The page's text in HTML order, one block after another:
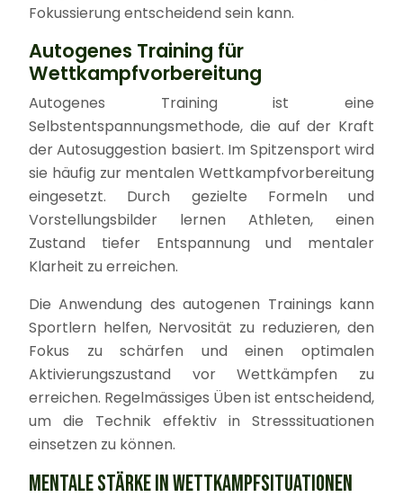
Fokussierung entscheidend sein kann.
Autogenes Training für
Wettkampfvorbereitung
Autogenes Training ist eine
Selbstentspannungsmethode, die auf der Kraft
der Autosuggestion basiert. Im Spitzensport wird
sie häufig zur mentalen Wettkampfvorbereitung
eingesetzt. Durch gezielte Formeln und
Vorstellungsbilder lernen Athleten, einen
Zustand tiefer Entspannung und mentaler
Klarheit zu erreichen.
Die Anwendung des autogenen Trainings kann
Sportlern helfen, Nervosität zu reduzieren, den
Fokus zu schärfen und einen optimalen
Aktivierungszustand vor Wettkämpfen zu
erreichen. Regelmässiges Üben ist entscheidend,
um die Technik effektiv in Stresssituationen
einsetzen zu können.
MENTALE STÄRKE IN WETTKAMPFSITUATIONEN